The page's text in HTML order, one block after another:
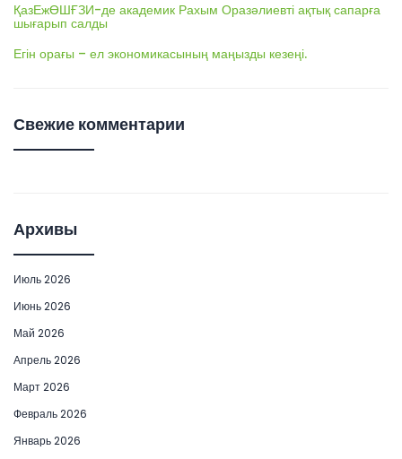
ҚазЕжӨШҒЗИ-де академик Рахым Оразәлиевті ақтық сапарға
шығарып салды
Егін орағы – ел экономикасының маңызды кезеңі.
Свежие комментарии
Архивы
Июль 2026
Июнь 2026
Май 2026
Апрель 2026
Март 2026
Февраль 2026
Январь 2026